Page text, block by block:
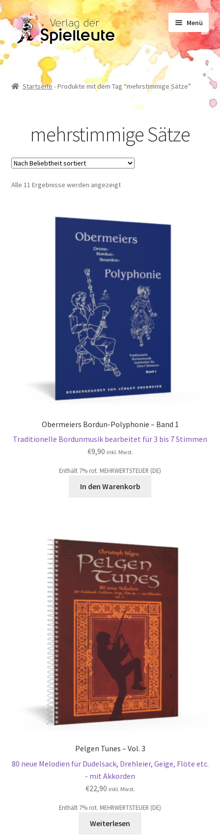
Zur
Navigation
springen
Zum
Inhalt
springen
Menü
Noten
Sachliteratur
Geschichten
Startseite -Produkte mit dem Tag “mehrstimmige Sätze”
mehrstimmige Sätze
Alle 11 Ergebnisse werden angezeigtNach
Obermeiers Bordun-Polyphonie – Band 1
Traditionelle Bordunmusik bearbeitet für 3 bis 7 Stimmen
€9,90 inkl. Mwst.
Enthält 7% rot. MEHRWERTSTEUER (DE)
In den Warenkorb
Pelgen Tunes – Vol. 3
80 neue Melodien für Dudelsack, Drehleier, Geige, Flöte etc.
- mit Akkorden
€22,90 inkl. Mwst.
Enthält 7% rot. MEHRWERTSTEUER (DE)
Weiterlesen